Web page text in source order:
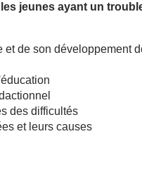
jeunes ayant un
de son développement
des difficultés
et leurs causes